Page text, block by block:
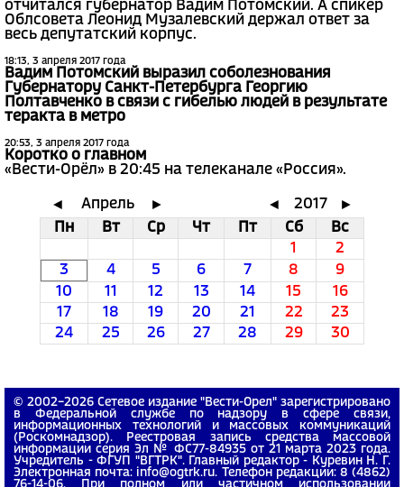
отчитался губернатор Вадим Потомский. А спикер
Облсовета Леонид Музалевский держал ответ за
весь депутатский корпус.
18:13, 3 апреля 2017 года
Вадим Потомский выразил соболезнования
Губернатору Санкт-Петербурга Георгию
Полтавченко в связи с гибелью людей в результате
теракта в метро
20:53, 3 апреля 2017 года
Коротко о главном
«Вести-Орёл» в 20:45 на телеканале «Россия».
◄ Апрель ► ◄ 2017
►
Пн
Вт Ср Чт Пт Сб
Вс
1
2
3
4 5 6 7 8
9
10
11 12 13 14 15
16
17
18 19 20 21 22
23
24
25 26 27 28 29 30
© 2002−2026 Сетевое издание "Вести-Орел" зарегистрировано
в Федеральной службе по надзору в сфере связи,
информационных технологий и массовых коммуникаций
(Роскомнадзор). Реестровая запись средства массовой
информации серия Эл № ФС77-84935 от 21 марта 2023 года.
Учредитель - ФГУП "ВГТРК". Главный редактор - Куревин Н. Г.
Электронная почта: info@ogtrk.ru. Телефон редакции: 8 (4862)
76-14-06. При полном или частичном использовании